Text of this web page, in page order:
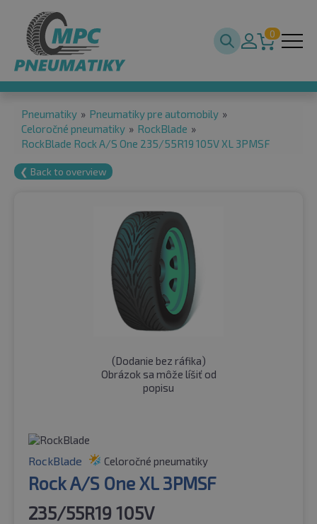
0
Pneumatiky » Pneumatiky pre automobily »
Celoročné pneumatiky » RockBlade »
RockBlade Rock A/S One 235/55R19 105V XL 3PMSF
❮ Back to overview
(Dodanie bez ráfika)
Obrázok sa môže líšiť od
popisu
RockBlade Celoročné pneumatiky
Rock A/S One XL 3PMSF
235/55R19 105V